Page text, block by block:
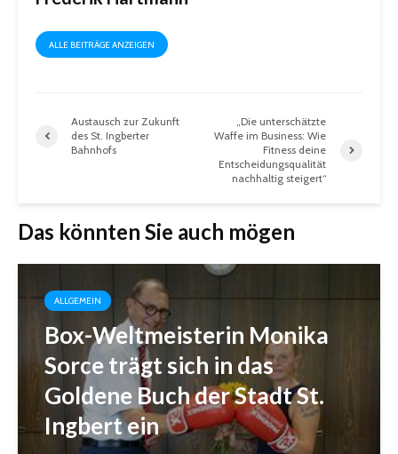
ALLE BEITRÄGE ANZEIGEN
Austausch zur Zukunft
des St. Ingberter
Bahnhofs
„Die unterschätzte
Waffe im Business: Wie
Fitness deine
Entscheidungsqualität
nachhaltig steigert“
Das könnten Sie auch mögen
ALLGEMEIN
Box-Weltmeisterin Monika
Sorce trägt sich in das
Goldene Buch der Stadt St.
Ingbert ein